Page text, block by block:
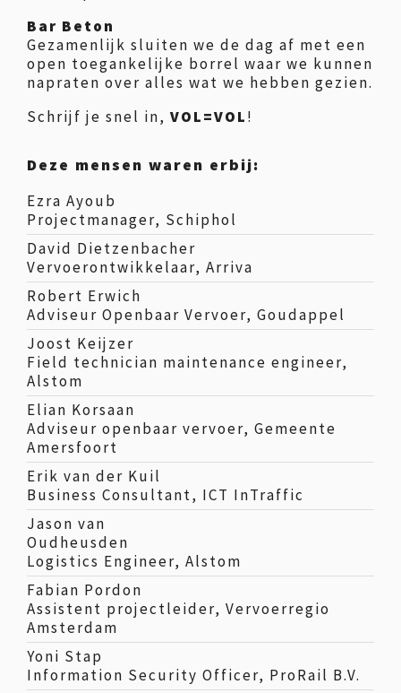
Bar Beton
Gezamenlijk sluiten we de dag af met een
open toegankelijke borrel waar we kunnen
napraten over alles wat we hebben gezien.
Schrijf je snel in, VOL=VOL!
Deze mensen waren erbij:
Ezra Ayoub
Projectmanager, Schiphol
David Dietzenbacher
Vervoerontwikkelaar, Arriva
Robert Erwich
Adviseur Openbaar Vervoer, Goudappel
Joost Keijzer
Field technician maintenance engineer,
Alstom
Elian Korsaan
Adviseur openbaar vervoer, Gemeente
Amersfoort
Erik van der Kuil
Business Consultant, ICT InTraffic
Jason van
Oudheusden
Logistics Engineer, Alstom
Fabian Pordon
Assistent projectleider, Vervoerregio
Amsterdam
Yoni Stap
Information Security Officer, ProRail B.V.